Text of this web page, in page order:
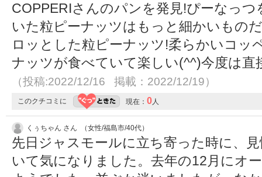
COPPERIさんのパンを発見!ぴーなっ
いた粒ピーナッツはもっと細かいもの
ロッとした粒ピーナッツ!柔らかいコッ
ナッツが食べていて楽しい(⁠^⁠^⁠)今度は
（投稿:2022/12/16 掲載：2022/12/19）
このクチコミに 現在： 0人
くぅちゃん さん （女性/福島市/40代）
先日ジャスモールに立ち寄った時に、
いて気になりました。去年の12月にオ